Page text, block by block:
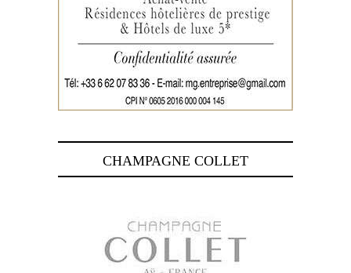
CHAMPAGNE COLLET